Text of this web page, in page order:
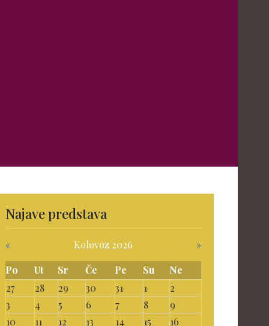
Najave predstava
« Kolovoz 2026
»
Po
Ut Sr Če Pe Su
Ne
27
28 29 30 31 1
2
3
4 5 6 7 8
9
10
11 12 13 14 15 16